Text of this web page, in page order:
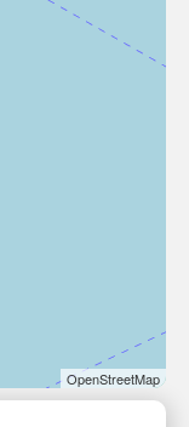
OpenStreetMap